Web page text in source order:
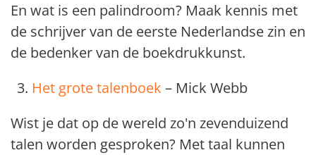
En wat is een palindroom? Maak kennis met
de schrijver van de eerste Nederlandse zin en
de bedenker van de boekdrukkunst.
Het grote talenboek – Mick Webb
Wist je dat op de wereld zo'n zevenduizend
talen worden gesproken? Met taal kunnen